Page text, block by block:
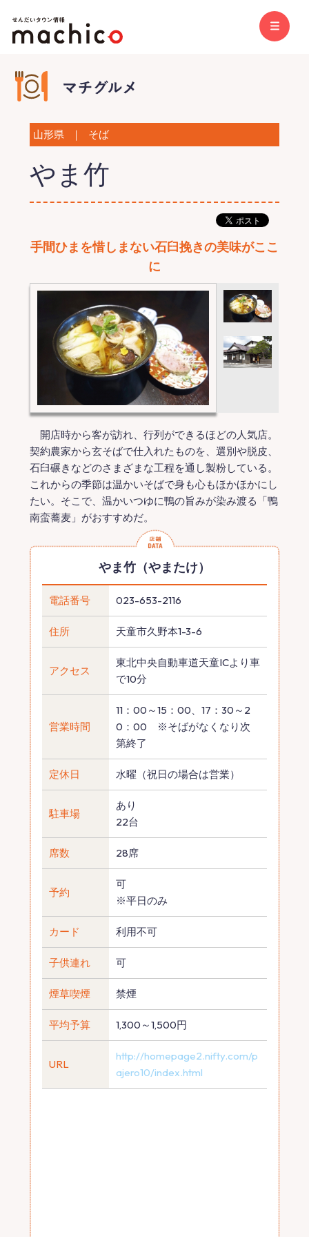
山形県 ｜ そば
やま竹
手間ひまを惜しまない石臼挽きの美味がここ
に
開店時から客が訪れ、行列ができるほどの人気店。
契約農家から玄そばで仕入れたものを、選別や脱皮、
石臼碾きなどのさまざまな工程を通し製粉している。
これからの季節は温かいそばで身も心もほかほかにし
たい。そこで、温かいつゆに鴨の旨みが染み渡る「鴨
南蛮蕎麦」がおすすめだ。
やま竹（やまたけ）
電話番号 023-653-2116
住所 天童市久野本1-3-6
アクセス
東北中央自動車道天童ICより車
で10分
営業時間
11：00～15：00、17：30～2
0：00 ※そばがなくなり次
第終了
定休日 水曜（祝日の場合は営業）
駐車場
あり
22台
席数 28席
予約
可
※平日のみ
カード 利用不可
子供連れ 可
煙草喫煙 禁煙
平均予算 1,300～1,500円
URL
http://homepage2.nifty.com/p
ajero10/index.html